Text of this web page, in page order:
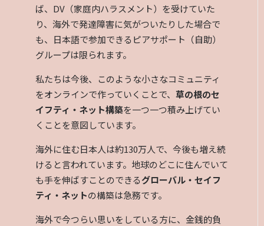
ば、DV（家庭内ハラスメント）を受けていた
り、海外で発達障害に気がついたりした場合で
も、日本語で参加できるピアサポート（自助）
グループは限られます。
私たちは今後、このような小さなコミュニティ
をオンラインで作っていくことで、 草の根のセ
イフティ・ネット構築を一つ一つ積み上げてい
くことを意図しています。
海外に住む日本人は約130万人で、今後も増え続
けると言われています。地球のどこに住んでいて
も手を伸ばすことのできるグローバル・セイフ
ティ・ネットの構築は急務です。
海外で今つらい思いをしている方に、金銭的負